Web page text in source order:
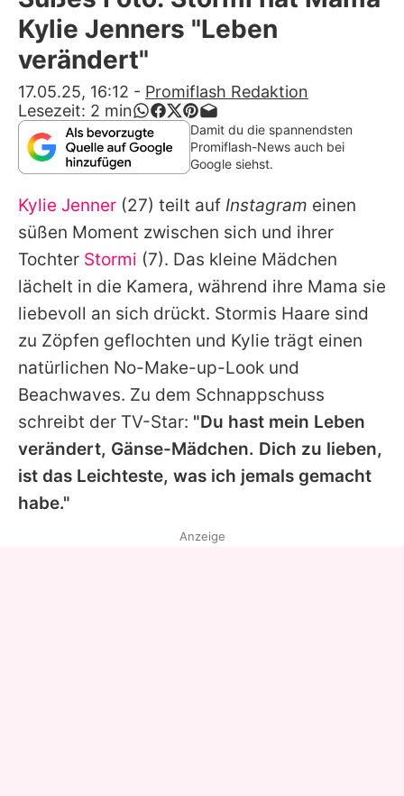
Alle Themen auf Promiflash
App runterladen
Team
Redaktionelle Richtlinien
Impressum
Datenschutzerklärung
Nutzungsbedingungen
Utiq verwalten
Kylie Jenners "Leben
verändert"
17.05.25, 16:12 - Promiflash Redaktion
Lesezeit: 2 min
Damit du die spannendsten
Promiflash-News auch bei
Google siehst.
Kylie Jenner (27) teilt auf Instagram einen
süßen Moment zwischen sich und ihrer
Tochter Stormi (7). Das kleine Mädchen
lächelt in die Kamera, während ihre Mama sie
liebevoll an sich drückt. Stormis Haare sind
zu Zöpfen geflochten und Kylie trägt einen
natürlichen No-Make-up-Look und
Beachwaves. Zu dem Schnappschuss
schreibt der TV-Star: "Du hast mein Leben
verändert, Gänse-Mädchen. Dich zu lieben,
ist das Leichteste, was ich jemals gemacht
habe."
Anzeige